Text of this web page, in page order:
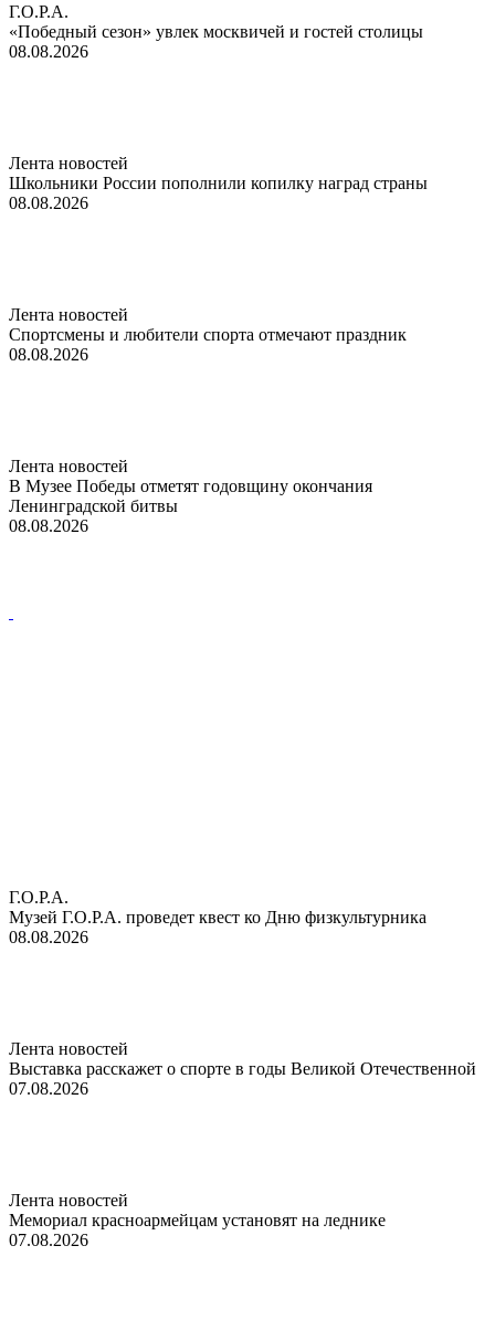
Г.О.Р.А.
«Победный сезон» увлек москвичей и гостей столицы
08.08.2026
Лента новостей
Школьники России пополнили копилку наград страны
08.08.2026
Лента новостей
Спортсмены и любители спорта отмечают праздник
08.08.2026
Лента новостей
В Музее Победы отметят годовщину окончания
Ленинградской битвы
08.08.2026
Г.О.Р.А.
Музей Г.О.Р.А. проведет квест ко Дню физкультурника
08.08.2026
Лента новостей
Выставка расскажет о спорте в годы Великой Отечественной
07.08.2026
Лента новостей
Мемориал красноармейцам установят на леднике
07.08.2026